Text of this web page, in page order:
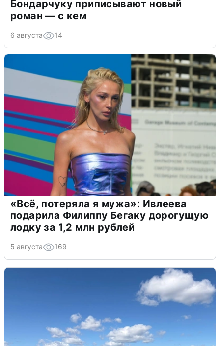
Бондарчуку приписывают новый
роман — с кем
6 августа 14
«Всё, потеряла я мужа»: Ивлеева
подарила Филиппу Бегаку дорогущую
лодку за 1,2 млн рублей
5 августа 169